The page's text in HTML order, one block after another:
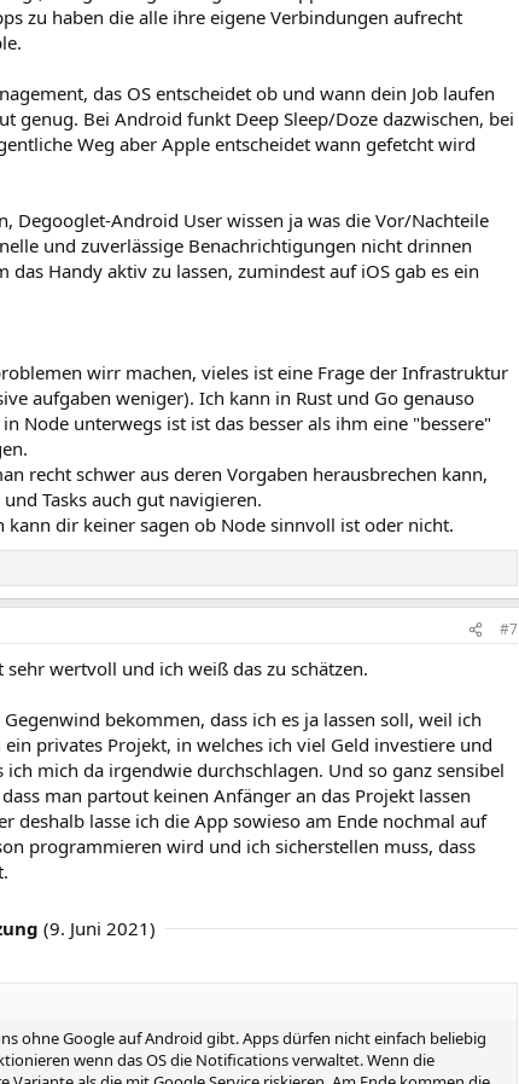
zu haben die alle ihre eigene Verbindungen aufrecht
das OS entscheidet ob und wann dein Job laufen
Bei Android funkt Deep Sleep/Doze dazwischen, bei
Weg aber Apple entscheidet wann gefetcht wird
Degooglet-Android User wissen ja was die Vor/Nachteile
und zuverlässige Benachrichtigungen nicht drinnen
Handy aktiv zu lassen, zumindest auf iOS gab es ein
wirr machen, vieles ist eine Frage der Infrastruktur
aufgaben weniger). Ich kann in Rust und Go genauso
Node unterwegs ist ist das besser als ihm eine "bessere"
recht schwer aus deren Vorgaben herausbrechen kann,
Tasks auch gut navigieren.
dir keiner sagen ob Node sinnvoll ist oder nicht.
#7
wertvoll und ich weiß das zu schätzen.
bekommen, dass ich es ja lassen soll, weil ich
privates Projekt, in welches ich viel Geld investiere und
mich da irgendwie durchschlagen. Und so ganz sensibel
man partout keinen Anfänger an das Projekt lassen
deshalb lasse ich die App sowieso am Ende nochmal auf
programmieren wird und ich sicherstellen muss, dass
(9. Juni 2021)
ohne Google auf Android gibt. Apps dürfen nicht einfach beliebig
wenn das OS die Notifications verwaltet. Wenn die